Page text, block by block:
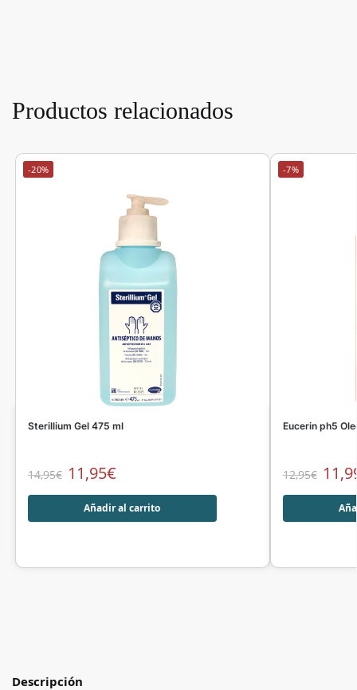
Productos relacionados
-20%
Sterillium Gel 475 ml
14,95€ 11,95€
Añadir al carrito
-7%
Eucerin ph5
12,95€
Descripción